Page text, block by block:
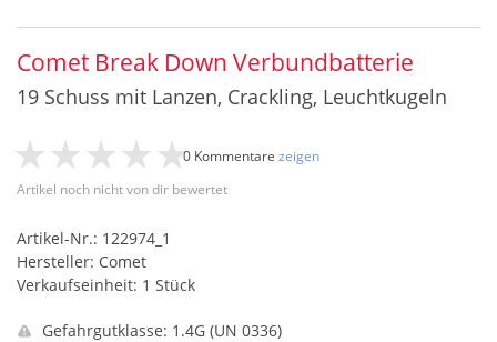
Comet Break Down Verbundbatterie
19 Schuss mit Lanzen, Crackling, Leuchtkugeln
Artikel noch nicht von dir bewertet
0 Kommentare zeigen
Artikel-Nr.: 122974_1
Hersteller: Comet
Verkaufseinheit: 1 Stück
Gefahrgutklasse: 1.4G (UN 0336)